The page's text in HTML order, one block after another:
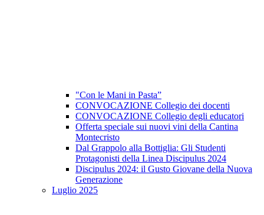
"Con le Mani in Pasta”
CONVOCAZIONE Collegio dei docenti
CONVOCAZIONE Collegio degli educatori
Offerta speciale sui nuovi vini della Cantina
Montecristo
Dal Grappolo alla Bottiglia: Gli Studenti
Protagonisti della Linea Discipulus 2024
Discipulus 2024: il Gusto Giovane della Nuova
Generazione
Luglio 2025